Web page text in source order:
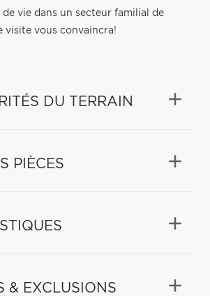
vie dans un secteur familial de
visite vous convaincra!
DU TERRAIN
PIÈCES
& EXCLUSIONS